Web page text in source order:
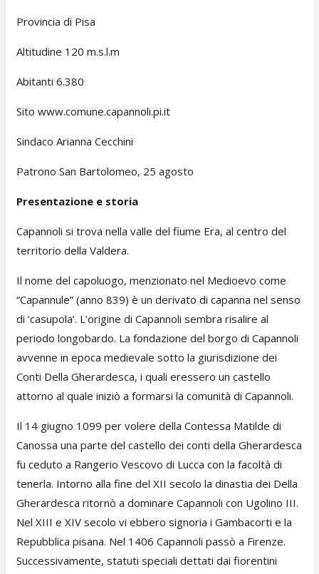
Provincia di Pisa
Altitudine 120 m.s.l.m
Abitanti 6.380
Sito www.comune.capannoli.pi.it
Sindaco Arianna Cecchini
Patrono San Bartolomeo, 25 agosto
Presentazione e storia
Capannoli si trova nella valle del fiume Era, al centro del
territorio della Valdera.
Il nome del capoluogo, menzionato nel Medioevo come
“Capannule” (anno 839) è un derivato di capanna nel senso
di ‘casupola’. L’origine di Capannoli sembra risalire al
periodo longobardo. La fondazione del borgo di Capannoli
avvenne in epoca medievale sotto la giurisdizione dei
Conti Della Gherardesca, i quali eressero un castello
attorno al quale iniziò a formarsi la comunità di Capannoli.
Il 14 giugno 1099 per volere della Contessa Matilde di
Canossa una parte del castello dei conti della Gherardesca
fu ceduto a Rangerio Vescovo di Lucca con la facoltà di
tenerla. Intorno alla fine del XII secolo la dinastia dei Della
Gherardesca ritornò a dominare Capannoli con Ugolino III.
Nel XIII e XIV secolo vi ebbero signoria i Gambacorti e la
Repubblica pisana. Nel 1406 Capannoli passò a Firenze.
Successivamente, statuti speciali dettati dai fiorentini